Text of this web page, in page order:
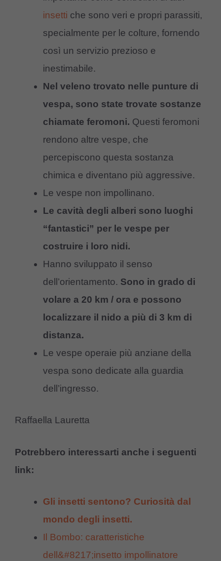
insetti che sono veri e propri parassiti,
specialmente per le colture, fornendo
così un servizio prezioso e
inestimabile.
Nel veleno trovato nelle punture di
vespa, sono state trovate sostanze
chiamate feromoni. Questi feromoni
rendono altre vespe, che
percepiscono questa sostanza
chimica e diventano più aggressive.
Le vespe non impollinano.
Le cavità degli alberi sono luoghi
“fantastici” per le vespe per
costruire i loro nidi.
Hanno sviluppato il senso
dell’orientamento. Sono in grado di
volare a 20 km / ora e possono
localizzare il nido a più di 3 km di
distanza.
Le vespe operaie più anziane della
vespa sono dedicate alla guardia
dell’ingresso.
Raffaella Lauretta
Potrebbero interessarti anche i seguenti
link:
Gli insetti sentono? Curiosità dal
mondo degli insetti.
Il Bombo: caratteristiche
dell&#8217;insetto impollinatore